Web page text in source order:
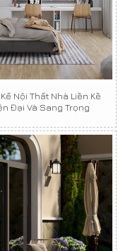
Nội Thất Nhà Liền Kề
Đại Và Sang Trọng